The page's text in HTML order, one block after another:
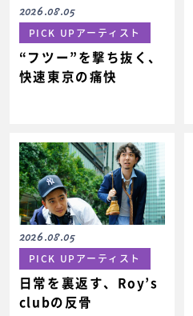
2026.08.05
PICK UPアーティスト
“フツー”を撃ち抜く、
快速東京の痛快
2026.08.05
PICK UPアーティスト
日常を裏返す、Roy’s
clubの反骨